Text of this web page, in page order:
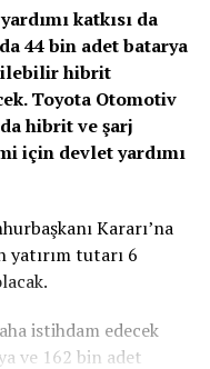
katkısı da
44 bin adet batarya
hibrit
Toyota Otomotiv
hibrit ve şarj
için devlet yardımı
Kararı’na
yatırım tutarı 6
istihdam edecek
ve 162 bin adet